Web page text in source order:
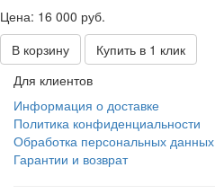
Цена: 16 000 руб.
В корзину
Купить в 1 клик
Для клиентов
Информация о доставке
Политика конфиденциальности
Обработка персональных данных
Гарантии и возврат